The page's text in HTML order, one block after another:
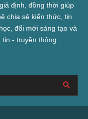
định, đồng thời giúp
chia sẻ kiến thức, tin
đổi mới sáng tạo và
- truyền thông.